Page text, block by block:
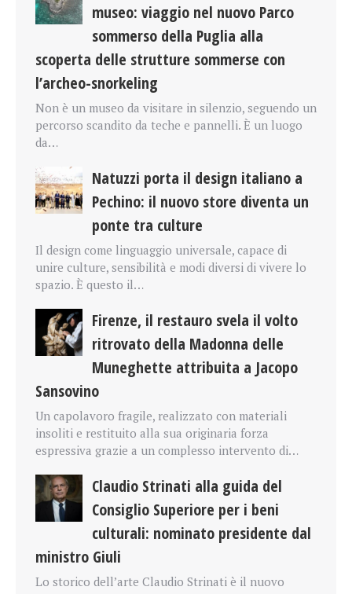
museo: viaggio nel nuovo Parco
sommerso della Puglia alla
scoperta delle strutture sommerse con
l’archeo-snorkeling
Non è un museo da visitare in silenzio, seguendo un
percorso scandito da teche e pannelli. È un luogo
da…
Natuzzi porta il design italiano a
Pechino: il nuovo store diventa un
ponte tra culture
Il design come linguaggio universale, capace di
unire culture, sensibilità e modi diversi di vivere lo
spazio. È questo il…
Firenze, il restauro svela il volto
ritrovato della Madonna delle
Muneghette attribuita a Jacopo
Sansovino
Un capolavoro fragile, realizzato con materiali
insoliti e restituito alla sua originaria forza
espressiva grazie a un complesso intervento di…
Claudio Strinati alla guida del
Consiglio Superiore per i beni
culturali: nominato presidente dal
ministro Giuli
Lo storico dell’arte Claudio Strinati è il nuovo